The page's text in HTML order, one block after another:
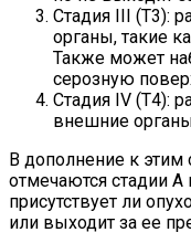
Стадия III (T3):
органы, такие
Также может
серозную
Стадия IV (T4):
внешние
В дополнение к этим
отмечаются стадии
присутствует ли
или выходит за ее